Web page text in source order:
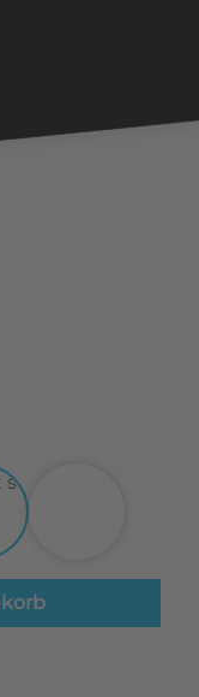
Silber
Schwarz